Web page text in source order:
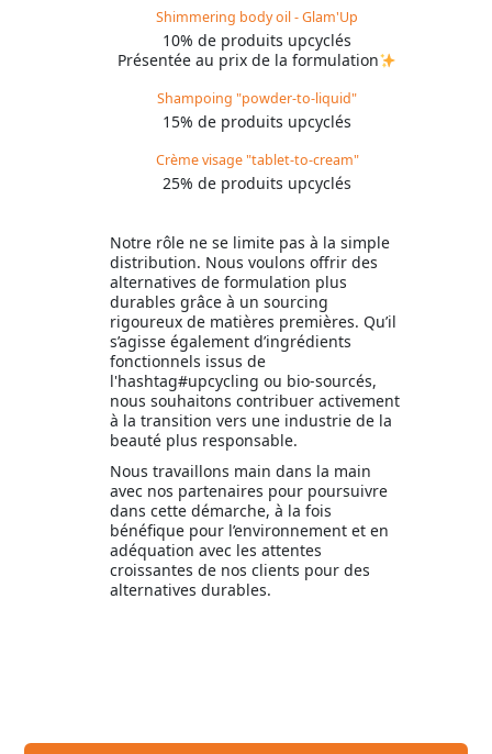
Shimmering body oil - Glam'Up
10% de produits upcyclés
Présentée au prix de la formulation
Shampoing "powder-to-liquid"
15% de produits upcyclés
Crème visage "tablet-to-cream"
25% de produits upcyclés
Notre rôle ne se limite pas à la simple
distribution. Nous voulons offrir des
alternatives de formulation plus
durables grâce à un sourcing
rigoureux de matières premières. Qu’il
s’agisse également d’ingrédients
fonctionnels issus de
l'hashtag#upcycling ou bio-sourcés,
nous souhaitons contribuer activement
à la transition vers une industrie de la
beauté plus responsable.
Nous travaillons main dans la main
avec nos partenaires pour poursuivre
dans cette démarche, à la fois
bénéfique pour l’environnement et en
adéquation avec les attentes
croissantes de nos clients pour des
alternatives durables.